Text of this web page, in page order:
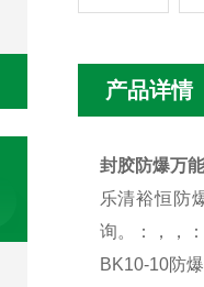
产品详情
封胶防爆万
乐清裕恒防
询。：，，
BK10-10防